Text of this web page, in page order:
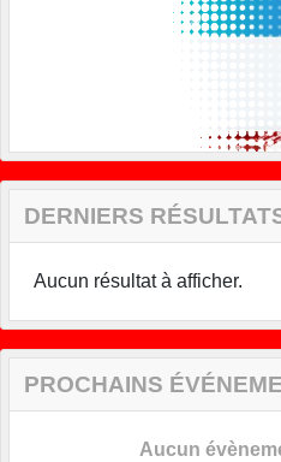
DERNIERS
Aucun résultat à afficher.
PROCHAINS
Aucun